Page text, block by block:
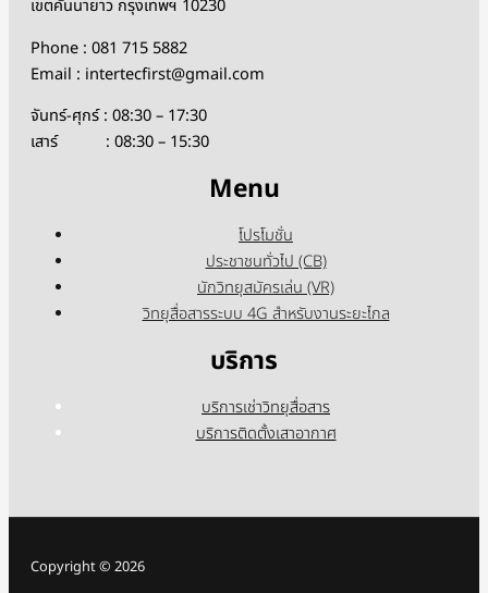
เขตคันนายาว กรุงเทพฯ 10230
Phone : 081 715 5882
Email : intertecfirst@gmail.com
จันทร์-ศุกร์ : 08:30 – 17:30
เสาร์ : 08:30 – 15:30
Menu
โปรโมชั่น
ประชาชนทั่วไป (CB)
นักวิทยุสมัครเล่น (VR)
วิทยุสื่อสารระบบ 4G สำหรับงานระยะไกล
บริการ
บริการเช่าวิทยุสื่อสาร
บริการติดตั้งเสาอากาศ
Copyright © 2026